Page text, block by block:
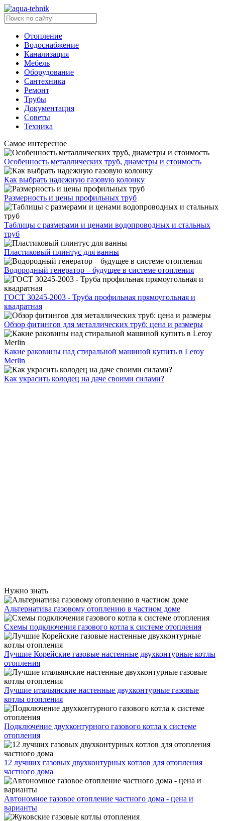
Отопление
Водоснабжение
Канализация
Мебель
Оборудование
Сантехника
Ремонт
Трубы
Документация
Советы
Техника
Самое интересное
Особенность металлических труб, диаметры и стоимость
Как выбрать надежную газовую колонку
Размерность и цены профильных труб
Таблицы с размерами и ценами водопроводных и стальных
труб
Пластиковый плинтус для ванны
Водородный генератор – будущее в системе отопления
ГОСТ 30245-2003 - Труба профильная прямоугольная и
квадратная
Обзор фитингов для металлических труб: цена и размеры
Какие раковины над стиральной машиной купить в Leroy
Merlin
Как украсить колодец на даче своими силами?
Нужно знать
Альтернатива газовому отоплению в частном доме
Схемы подключения газового котла к системе отопления
Лучшие Корейские газовые настенные двухконтурные котлы
отопления
Лучшие итальянские настенные двухконтурные газовые
котлы отопления
Подключение двухконтурного газового котла к системе
отопления
12 лучших газовых двухконтурных котлов для отопления
частного дома
Автономное газовое отопление частного дома - цена и
варианты